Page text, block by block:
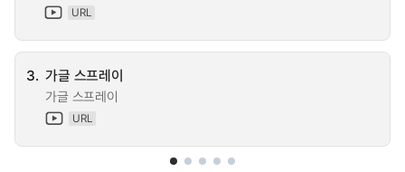
URL
3. 가글 스프레이
가글 스프레이
URL